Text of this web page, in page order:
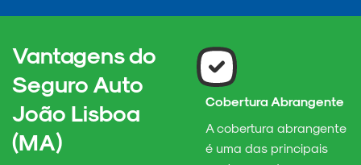
Vantagens do
Seguro Auto
João Lisboa
(MA)
Cobertura Abrangente
A cobertura abrangente
é uma das principais